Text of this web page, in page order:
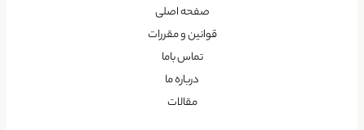
صفحه اصلی
قوانین و مقررات
تماس باما
درباره ما
مقالات